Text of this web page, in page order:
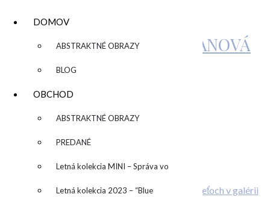
DOMOV
▼ ABSTRAKTNÉ OBRAZY
BLOG
OBCHOD
▼ ABSTRAKTNÉ OBRAZY
PREDANÉ
Letná kolekcia MINI – Správa vo
fľaši
Letná kolekcia 2023 – “Blue
KATARÍNA SUJOVÁ KALMANOVÁ
CRAZYABOUTXMAS
byadminLeave a Comment
Related Posts
O deťoch v galérii